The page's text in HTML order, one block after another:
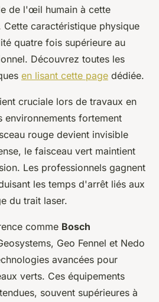
de l'œil humain à cette
Cette caractéristique physique
quatre fois supérieure au
Découvrez toutes les
en lisant cette page dédiée.
cruciale lors de travaux en
environnements fortement
rouge devient invisible
le faisceau vert maintient
Les professionnels gagnent
les temps d'arrêt liés aux
du trait laser.
comme Bosch
Geo Fennel et Nedo
avancées pour
verts. Ces équipements
souvent supérieures à